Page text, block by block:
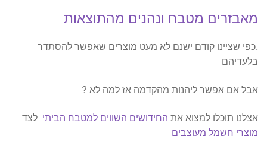
מאבזרים מטבח ונהנים מהתוצאות
.כפי שציינו קודם ישנם לא מעט מוצרים שאפשר להסתדר
בלעדיהם
אבל אם אפשר ליהנות מהקדמה אז למה לא ?
אצלנו תוכלו למצוא את החידושים השווים למטבח הביתי לצד
מוצרי חשמל מעוצבים